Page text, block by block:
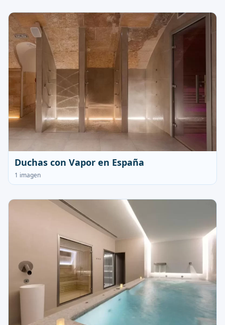
Duchas con Vapor en España
1 imagen